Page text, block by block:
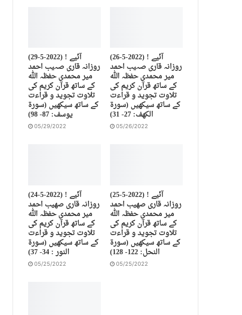
(29-5-2022) آئیے !
روزانہ قاری صہیب احمد
میر محمدی حفظہ اللہ
کے ساتھ قرآن کریم کی
تلاوت تجوید و قراءت
کے ساتھ سیکھیں (سورة
يوسف: 87- 98)
05/29/2022
(26-5-2022) آئیے !
روزانہ قاری صہیب احمد
میر محمدی حفظہ اللہ
کے ساتھ قرآن کریم کی
تلاوت تجوید و قراءت
کے ساتھ سیکھیں (سورة
الكهف: 27- 31)
05/26/2022
(24-5-2022) آئیے !
روزانہ قاری صهیب احمد
میر محمدی حفظہ اللہ
کے ساتھ قرآن کریم کی
تلاوت تجوید و قراءت
کے ساتھ سیکھیں (سورة
النور : 34- 37)
05/25/2022
(25-5-2022) آئیے !
روزانہ قاری صهیب احمد
میر محمدی حفظہ اللہ
کے ساتھ قرآن کریم کی
تلاوت تجوید و قراءت
کے ساتھ سیکھیں (سورة
النحل: 122- 128)
05/25/2022